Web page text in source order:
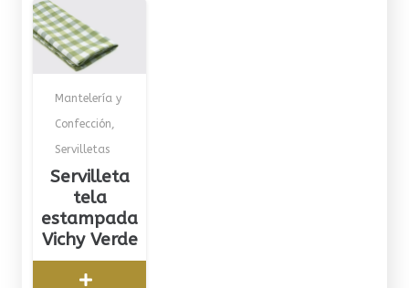
Mantelería y
Confección
Servilletas
Servilleta
tela
estampada
Vichy Verde